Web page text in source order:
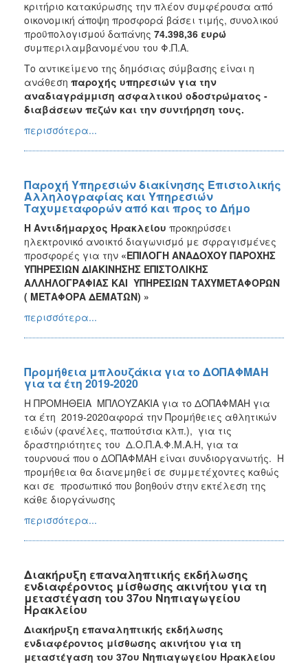
κριτήριο κατακύρωσης την πλέον συμφέρουσα από
οικονομική άποψη προσφορά βάσει τιμής, συνολικού
προϋπολογισμού δαπάνης 74.398,36 ευρώ
συμπεριλαμβανομένου του Φ.Π.Α.
Το αντικείμενο της δημόσιας σύμβασης είναι η
ανάθεση παροχής υπηρεσιών για την
αναδιαγράμμιση ασφαλτικού οδοστρώματος -
διαβάσεων πεζών και την συντήρηση τους.
περισσότερα...
Παροχή Υπηρεσιών διακίνησης Επιστολικής
Αλληλογραφίας και Υπηρεσιών
Ταχυμεταφορών από και προς το Δήμο
Η Αντιδήμαρχος Ηρακλείου προκηρύσσει
ηλεκτρονικό ανοικτό διαγωνισμό με σφραγισμένες
προσφορές για την «ΕΠΙΛΟΓΗ ΑΝΑΔΟΧΟΥ ΠΑΡΟΧΗΣ
ΥΠΗΡΕΣΙΩΝ ΔΙΑΚΙΝΗΣΗΣ ΕΠΙΣΤΟΛΙΚΗΣ
ΑΛΛΗΛΟΓΡΑΦΙΑΣ ΚΑΙ ΥΠΗΡΕΣΙΩΝ ΤΑΧΥΜΕΤΑΦΟΡΩΝ
( ΜΕΤΑΦΟΡΑ ΔΕΜΑΤΩΝ) »
περισσότερα...
Προμήθεια μπλουζάκια για το ΔΟΠΑΦΜΑΗ
για τα έτη 2019-2020
Η ΠΡΟΜΗΘΕΙΑ ΜΠΛΟΥΖΑΚΙΑ για το ΔΟΠΑΦΜΑΗ για
τα έτη 2019-2020αφορά την Προμήθειες αθλητικών
ειδών (φανέλες, παπούτσια κλπ.), για τις
δραστηριότητες του Δ.Ο.Π.Α.Φ.Μ.Α.Η, για τα
τουρνουά που ο ΔΟΠΑΦΜΑΗ είναι συνδιοργανωτής. Η
προμήθεια θα διανεμηθεί σε συμμετέχοντες καθώς
και σε προσωπικό που βοηθούν στην εκτέλεση της
κάθε διοργάνωσης
περισσότερα...
Διακήρυξη επαναληπτικής εκδήλωσης
ενδιαφέροντος μίσθωσης ακινήτου για τη
μεταστέγαση του 37ου Νηπιαγωγείου
Ηρακλείου
Διακήρυξη επαναληπτικής εκδήλωσης
ενδιαφέροντος μίσθωσης ακινήτου για τη
μεταστέγαση του 37ου Νηπιαγωγείου Ηρακλείου